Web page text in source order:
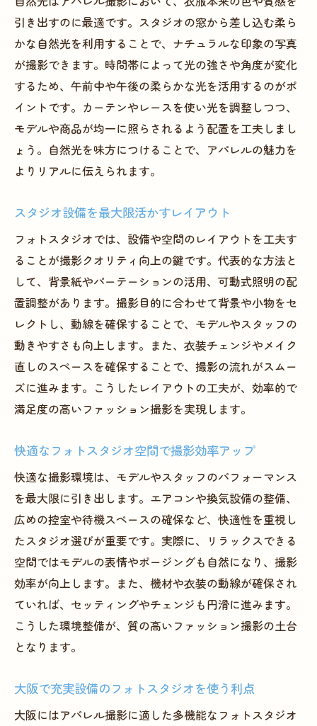
引き出すのに最適です。スタジオの窓から差し込む柔ら
かな自然光を利用することで、ナチュラルな印象の写真
が撮影できます。時間帯によって光の強さや角度が変化
するため、午前中や午後の柔らかな光を活用するのがポ
イントです。カーテンやレースを使い光を調整しつつ、
モデルや商品が均一に照らされるよう配置を工夫しまし
ょう。自然光を味方につけることで、アパレルの魅力を
よりリアルに伝えられます。
スタジオ設備を最大限活かすレイアウト
フォトスタジオでは、設備や空間のレイアウトを工夫す
ることが撮影クオリティ向上の鍵です。代表的な方法と
して、背景紙やパーテーションの活用、可動式照明の配
置調整があります。撮影目的に合わせて背景や小物をセ
レクトし、動線を確保することで、モデルやスタッフの
動きやすさも向上します。また、衣装チェンジやメイク
直しのスペースを確保することで、撮影の流れがスムー
ズに進みます。こうしたレイアウトの工夫が、効率的で
満足度の高いファッション撮影を実現します。
快適なフォトスタジオ空間で撮影効率アップ
快適な撮影環境は、モデルやスタッフのパフォーマンス
を最大限に引き出します。エアコンや換気設備の整備、
広めの控室や待機スペースの確保など、快適性を重視し
たスタジオ選びが重要です。実際に、リラックスできる
空間ではモデルの表情やポージングも自然になり、撮影
効率が向上します。また、機材や衣装の動線が確保され
ていれば、セッティングやチェンジも円滑に進みます。
こうした環境整備が、質の高いファッション撮影の土台
となります。
大阪で充実設備のフォトスタジオを使う利点
大阪にはアパレル撮影に適した多機能なフォトスタジオ